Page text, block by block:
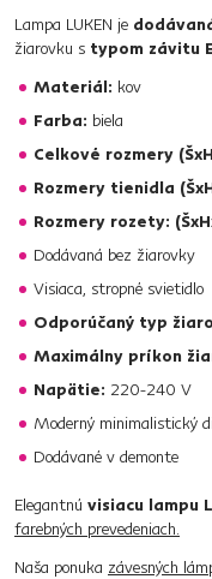
Lampa LUKEN je
žiarovku s typom závitu
Materiál: kov
Farba: biela
Celkové rozmery
Rozmery tienidla
Rozmery rozety:
Dodávaná bez žiarovky
Visiaca, stropné svietidlo
Odporúčaný typ
Maximálny príkon
Napätie: 220-240 V
Moderný minimalistický
Dodávané v demonte
Elegantnú visiacu lampu
farebných prevedeniach.
Naša ponuka závesných